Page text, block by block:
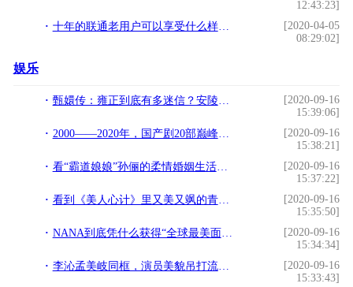
12:43:23]
十年的联通老用户可以享受什么样的待遇？
[2020-04-05
08:29:02]
娱乐
甄嬛传：雍正到底有多迷信？安陵容冰嬉得宠后，还不准她见眉庄
[2020-09-16
15:39:06]
2000——2020年，国产剧20部巅峰之作。你看过几部？
[2020-09-16
15:38:21]
看“霸道娘娘”孙俪的柔情婚姻生活，遇到对的人，生活真的会成诗
[2020-09-16
15:37:22]
看到《美人心计》里又美又飒的青宁，才发现关于爱情我们都错了
[2020-09-16
15:35:50]
NANA到底凭什么获得“全球最美面孔”被称为行走的人鱼公主
[2020-09-16
15:34:34]
李沁孟美岐同框，演员美貌吊打流量爱豆，更绝是李沁的“圆规腿”
[2020-09-16
15:33:43]